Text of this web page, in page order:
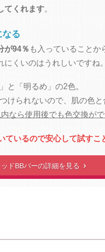
てくれます。
なる
が94％ も入っていることか
くいのはうれしいですね。
と「明るめ」の2色。
けられないので、肌の色
なら使用後でも色交換が
ているので安心して試すこ
ッドBBバーの詳細を見る 